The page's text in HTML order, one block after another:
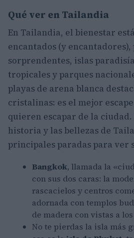
Qué ver en Tailandia
En Tailandia, el bienestar
encantados (y encantadores),
sorprendentes, islas
tropicales y parques
playas de arena blanca
cristalinas: es el mejor
quieren escapar de la
historia y las bellezas de
principales paradas para ver
Bangkok, llamada la
con sus dos caras: la
rascacielos y centros
adornada con templos
de madera con vistas a
No te pierdas la isla más